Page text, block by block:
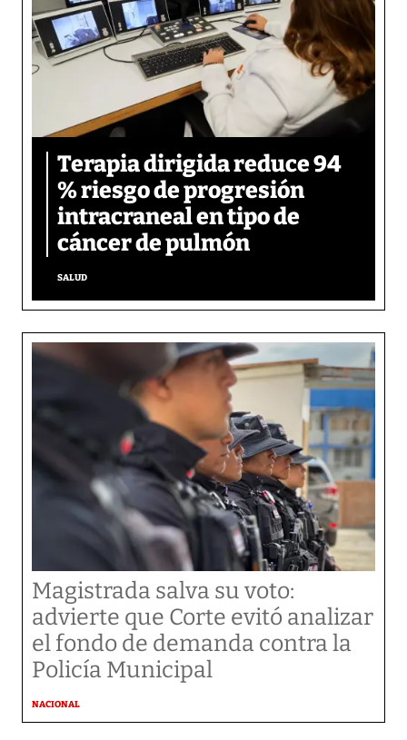
Terapia dirigida reduce 94
% riesgo de progresión
intracraneal en tipo de
cáncer de pulmón
SALUD
Magistrada salva su voto:
advierte que Corte evitó analizar
el fondo de demanda contra la
Policía Municipal
NACIONAL